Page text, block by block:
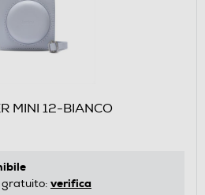
MINI 12-BIANCO
gratuito: verifica